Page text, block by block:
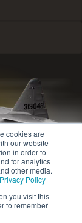
cookies are
our website
in order to
for analytics
other media.
Privacy Policy
you visit this
to remember